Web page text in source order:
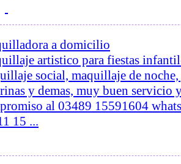
a domicilio
artistico para fiestas
social, maquillaje de
y demas, muy buen servicio
al 03489 15591604
15 ...